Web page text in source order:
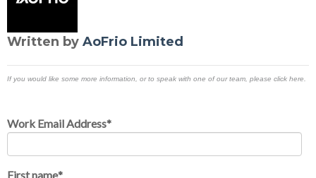
Written by AoFrio Limited
If you would like some more information, or to speak with one of our team, please click here.
Work Email Address*
First name*